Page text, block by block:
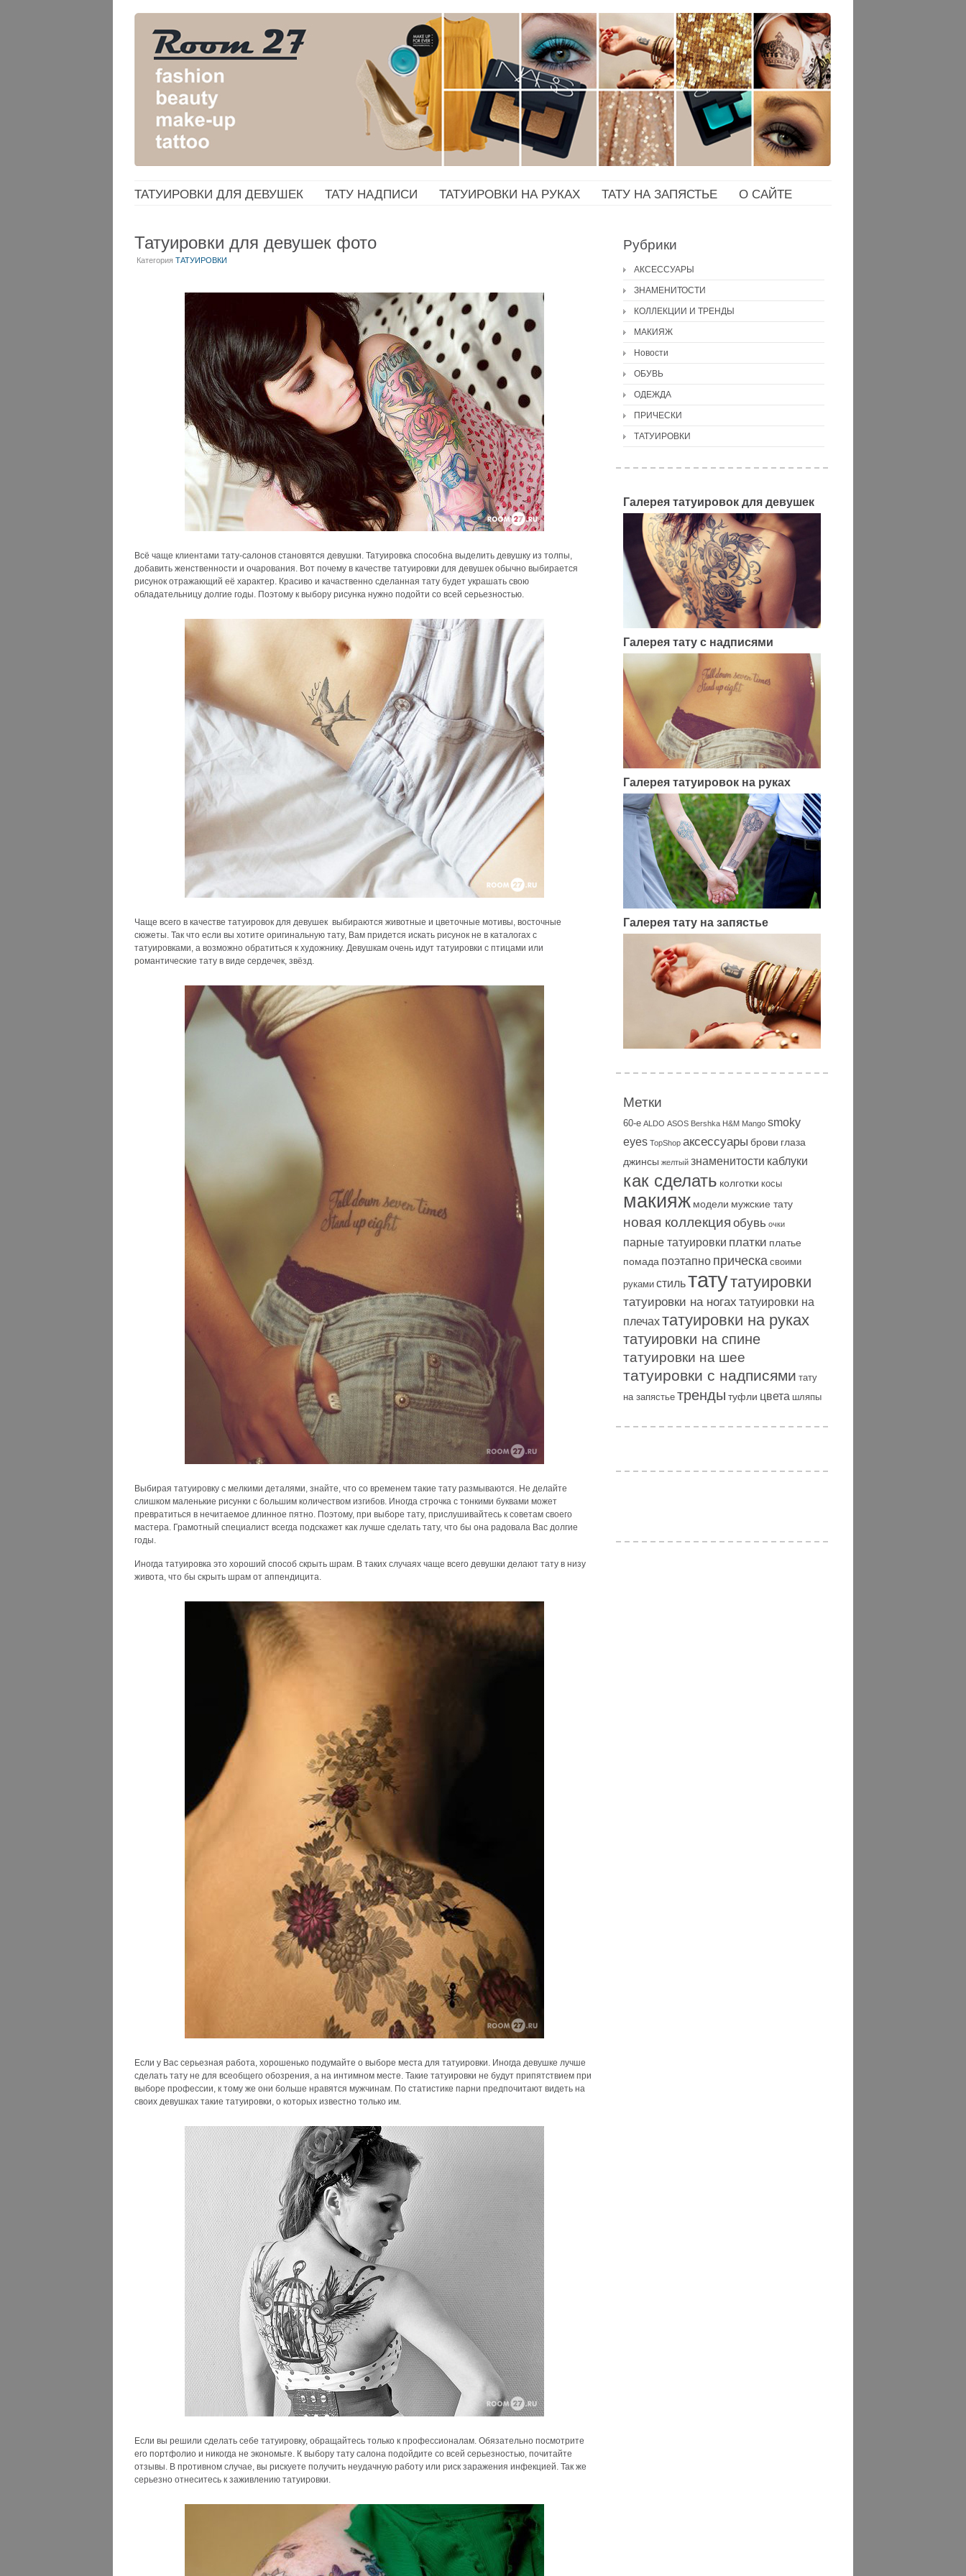
ТАТУИРОВКИ ДЛЯ ДЕВУШЕК ТАТУ НАДПИСИ ТАТУИРОВКИ НА РУКАХ ТАТУ НА ЗАПЯСТЬЕ О САЙТЕ
Татуировки для девушек фото
Категория ТАТУИРОВКИ
Всё чаще клиентами тату-салонов становятся девушки. Татуировка способна выделить девушку из толпы,
добавить женственности и очарования. Вот почему в качестве татуировки для девушек обычно выбирается
рисунок отражающий её характер. Красиво и качаственно сделанная тату будет украшать свою
обладательницу долгие годы. Поэтому к выбору рисунка нужно подойти со всей серьезностью.
Чаще всего в качестве татуировок для девушек выбираются животные и цветочные мотивы, восточные
сюжеты. Так что если вы хотите оригинальную тату, Вам придется искать рисунок не в каталогах с
татуировками, а возможно обратиться к художнику. Девушкам очень идут татуировки с птицами или
романтические тату в виде сердечек, звёзд.
Выбирая татуировку с мелкими деталями, знайте, что со временем такие тату размываются. Не делайте
слишком маленькие рисунки с большим количеством изгибов. Иногда строчка с тонкими буквами может
превратиться в нечитаемое длинное пятно. Поэтому, при выборе тату, прислушивайтесь к советам своего
мастера. Грамотный специалист всегда подскажет как лучше сделать тату, что бы она радовала Вас долгие
годы.
Иногда татуировка это хороший способ скрыть шрам. В таких случаях чаще всего девушки делают тату в низу
живота, что бы скрыть шрам от аппендицита.
Если у Вас серьезная работа, хорошенько подумайте о выборе места для татуировки. Иногда девушке лучше
сделать тату не для всеобщего обозрения, а на интимном месте. Такие татуировки не будут припятствием при
выборе профессии, к тому же они больше нравятся мужчинам. По статистике парни предпочитают видеть на
своих девушках такие татуировки, о которых известно только им.
Если вы решили сделать себе татуировку, обращайтесь только к профессионалам. Обязательно посмотрите
его портфолио и никогда не экономьте. К выбору тату салона подойдите со всей серьезностью, почитайте
отзывы. В противном случае, вы рискуете получить неудачную работу или риск заражения инфекцией. Так же
серьезно отнеситесь к заживлению татуировки.
Рубрики
АКСЕССУАРЫ
ЗНАМЕНИТОСТИ
КОЛЛЕКЦИИ И ТРЕНДЫ
МАКИЯЖ
Новости
ОБУВЬ
ОДЕЖДА
ПРИЧЕСКИ
ТАТУИРОВКИ
Галерея татуировок для девушек
Галерея тату с надписями
Галерея татуировок на руках
Галерея тату на запястье
Метки
60-е ALDO ASOS Bershka H&M Mango smoky
eyes TopShop аксессуары брови глаза
джинсы желтый знаменитости каблуки
как сделать колготки косы
макияж модели мужские тату
новая коллекция обувь очки
парные татуировки платки платье
помада поэтапно прическа своими
руками стильтатутатуировки
татуировки на ногах татуировки на
плечахтатуировки на руках
татуировки на спине
татуировки на шее
татуировки с надписями тату
на запястье тренды туфли цвета шляпы